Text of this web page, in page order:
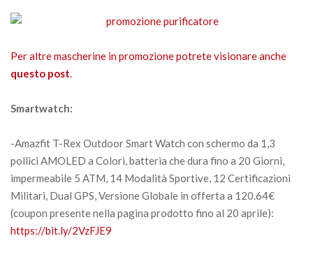
Per altre mascherine in promozione potrete visionare anche
questo post.
Smartwatch:
-Amazfit T-Rex Outdoor Smart Watch con schermo da 1,3
pollici AMOLED a Colori, batteria che dura fino a 20 Giorni,
impermeabile 5 ATM, 14 Modalità Sportive, 12 Certificazioni
Militari, Dual GPS, Versione Globale in offerta a 120.64€
(coupon presente nella pagina prodotto fino al 20 aprile):
https://bit.ly/2VzFJE9